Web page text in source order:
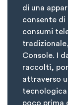
di una
consente di
consumi
Console. I
raccolti,
attraverso
tecnologica
poco prima